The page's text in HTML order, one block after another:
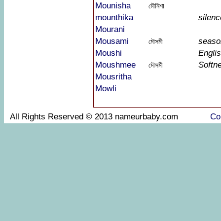
Mounisha মৌনিশা
mounthika
Mourani
Mousami
মৌসমী
Moushi
Moushmee
মৌসমী
Mousritha
Mowli
All Rights Reserved © 2013 nameurbaby.com